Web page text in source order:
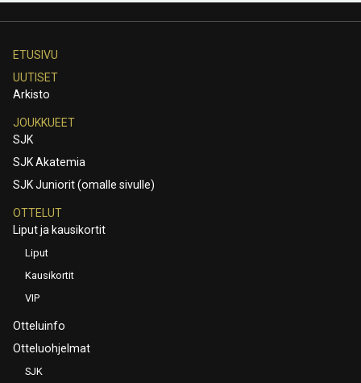
ETUSIVU
UUTISET
Arkisto
JOUKKUEET
SJK
SJK Akatemia
SJK Juniorit (omalle sivulle)
OTTELUT
Liput ja kausikortit
Liput
Kausikortit
VIP
Otteluinfo
Otteluohjelmat
SJK